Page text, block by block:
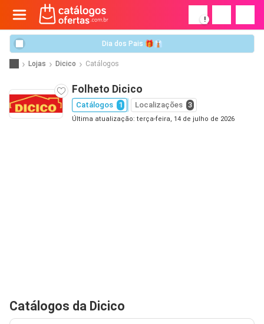
!
Dia dos Pais 🎁👔
Lojas Dicico Catálogos
Folheto Dicico
Catálogos 1 Localizações 3
Última atualização: terça-feira, 14 de julho de 2026
Catálogos da Dicico